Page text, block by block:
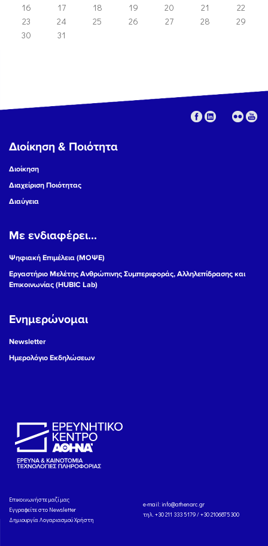
16
17 18 19 20 21
22
23
24 25 26 27 28
29
30
31
Διοίκηση & Ποιότητα
Διοίκηση
Διαχείριση Ποιότητας
Διαύγεια
Με ενδιαφέρει...
Ψηφιακή Επιμέλεια (ΜΟΨΕ)
Εργαστήριο Μελέτης Ανθρώπινης Συμπεριφοράς, Αλληλεπίδρασης και
Επικοινωνίας (HUBIC Lab)
Ενημερώνομαι
Newsletter
Ημερολόγιο Εκδηλώσεων
Eπικοινωνήστε μαζί μας
Εγγραφείτε στο Newsletter
Δημιουργία Λογαριασμού Χρήστη
e-mail: info@athenarc.gr
τηλ. +30 211 333 5179 / +30 2106875300